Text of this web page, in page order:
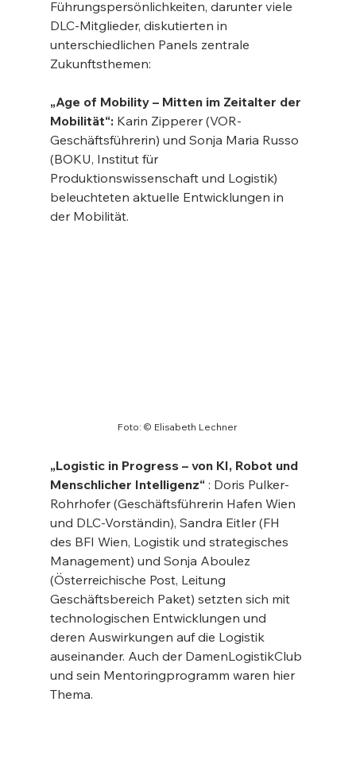
Führungspersönlichkeiten, darunter viele
DLC-Mitglieder, diskutierten in
unterschiedlichen Panels zentrale
Zukunftsthemen:
„Age of Mobility – Mitten im Zeitalter der
Mobilität“: Karin Zipperer (VOR-
Geschäftsführerin) und Sonja Maria Russo
(BOKU, Institut für
Produktionswissenschaft und Logistik)
beleuchteten aktuelle Entwicklungen in
der Mobilität.
Foto: © Elisabeth Lechner
„Logistic in Progress – von KI, Robot und
Menschlicher Intelligenz“ : Doris Pulker-
Rohrhofer (Geschäftsführerin Hafen Wien
und DLC-Vorständin), Sandra Eitler (FH
des BFI Wien, Logistik und strategisches
Management) und Sonja Aboulez
(Österreichische Post, Leitung
Geschäftsbereich Paket) setzten sich mit
technologischen Entwicklungen und
deren Auswirkungen auf die Logistik
auseinander. Auch der DamenLogistikClub
und sein Mentoringprogramm waren hier
Thema.